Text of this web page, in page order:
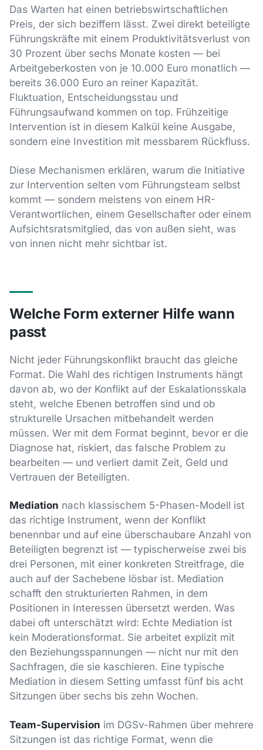
Das Warten hat einen betriebswirtschaftlichen
Preis, der sich beziffern lässt. Zwei direkt beteiligte
Führungskräfte mit einem Produktivitätsverlust von
30 Prozent über sechs Monate kosten — bei
Arbeitgeberkosten von je 10.000 Euro monatlich —
bereits 36.000 Euro an reiner Kapazität.
Fluktuation, Entscheidungsstau und
Führungsaufwand kommen on top. Frühzeitige
Intervention ist in diesem Kalkül keine Ausgabe,
sondern eine Investition mit messbarem Rückfluss.
Diese Mechanismen erklären, warum die Initiative
zur Intervention selten vom Führungsteam selbst
kommt — sondern meistens von einem HR-
Verantwortlichen, einem Gesellschafter oder einem
Aufsichtsratsmitglied, das von außen sieht, was
von innen nicht mehr sichtbar ist.
Welche Form externer Hilfe wann
passt
Nicht jeder Führungskonflikt braucht das gleiche
Format. Die Wahl des richtigen Instruments hängt
davon ab, wo der Konflikt auf der Eskalationsskala
steht, welche Ebenen betroffen sind und ob
strukturelle Ursachen mitbehandelt werden
müssen. Wer mit dem Format beginnt, bevor er die
Diagnose hat, riskiert, das falsche Problem zu
bearbeiten — und verliert damit Zeit, Geld und
Vertrauen der Beteiligten.
Mediation nach klassischem 5-Phasen-Modell ist
das richtige Instrument, wenn der Konflikt
benennbar und auf eine überschaubare Anzahl von
Beteiligten begrenzt ist — typischerweise zwei bis
drei Personen, mit einer konkreten Streitfrage, die
auch auf der Sachebene lösbar ist. Mediation
schafft den strukturierten Rahmen, in dem
Positionen in Interessen übersetzt werden. Was
dabei oft unterschätzt wird: Echte Mediation ist
kein Moderationsformat. Sie arbeitet explizit mit
den Beziehungsspannungen — nicht nur mit den
Sachfragen, die sie kaschieren. Eine typische
Mediation in diesem Setting umfasst fünf bis acht
Sitzungen über sechs bis zehn Wochen.
Team-Supervision im DGSv-Rahmen über mehrere
Sitzungen ist das richtige Format, wenn die